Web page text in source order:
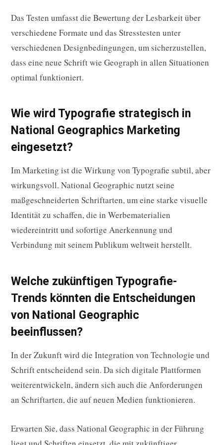
Das Testen umfasst die Bewertung der Lesbarkeit über
verschiedene Formate und das Stresstesten unter
verschiedenen Designbedingungen, um sicherzustellen,
dass eine neue Schrift wie Geograph in allen Situationen
optimal funktioniert.
Wie wird Typografie strategisch in
National Geographics Marketing
eingesetzt?
Im Marketing ist die Wirkung von Typografie subtil, aber
wirkungsvoll. National Geographic nutzt seine
maßgeschneiderten Schriftarten, um eine starke visuelle
Identität zu schaffen, die in Werbematerialien
wiedereintritt und sofortige Anerkennung und
Verbindung mit seinem Publikum weltweit herstellt.
Welche zukünftigen Typografie-
Trends könnten die Entscheidungen
von National Geographic
beeinflussen?
In der Zukunft wird die Integration von Technologie und
Schrift entscheidend sein. Da sich digitale Plattformen
weiterentwickeln, ändern sich auch die Anforderungen
an Schriftarten, die auf neuen Medien funktionieren.
Erwarten Sie, dass National Geographic in der Führung